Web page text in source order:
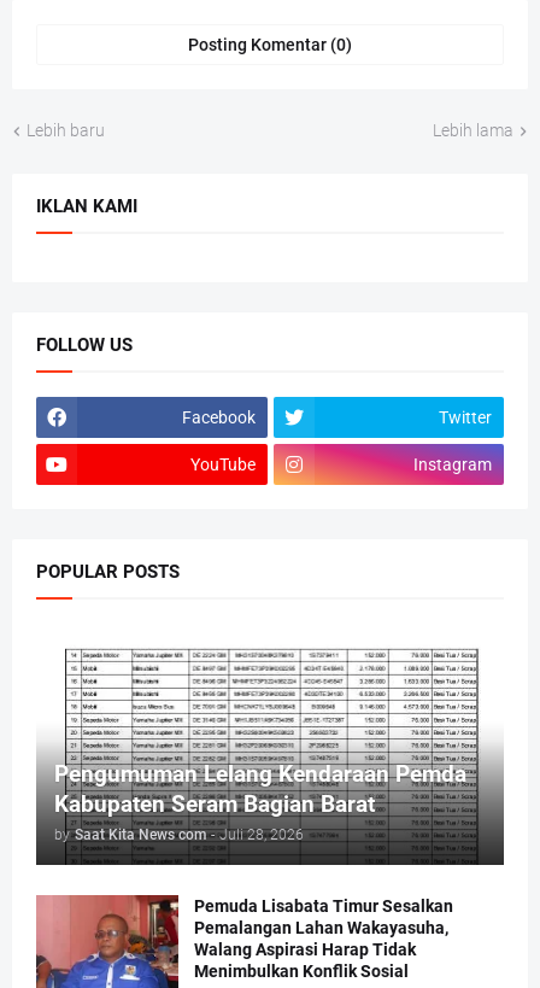
Posting Komentar (0)
Lebih baru Lebih lama
IKLAN KAMI
FOLLOW US
Facebook Twitter
YouTube Instagram
POPULAR POSTS
Pengumuman Lelang Kendaraan Pemda
Kabupaten Seram Bagian Barat
by Saat Kita News com - Juli 28, 2026
Pemuda Lisabata Timur Sesalkan
Pemalangan Lahan Wakayasuha,
Walang Aspirasi Harap Tidak
Menimbulkan Konflik Sosial